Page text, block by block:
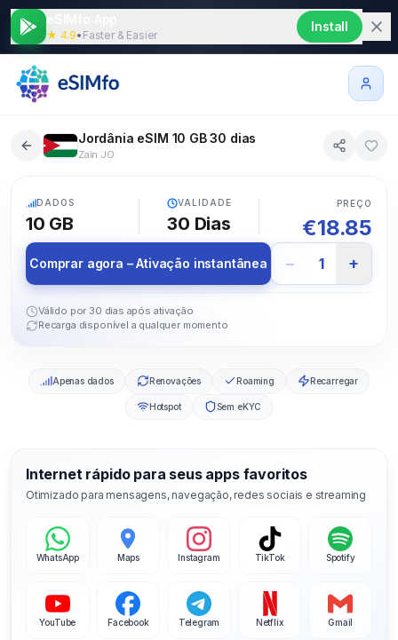
★ 4.9• Faster & Easier
Install
Jordânia eSIM 10 GB 30 dias
Zain JO
DADOS
10 GB
VALIDADE
30 Dias
PREÇO
€18.85
Comprar agora – Ativação instantânea − 1 +
Válido por 30 dias após ativação
Recarga disponível a qualquer momento
Apenas dados Renovações Roaming Recarregar
Hotspot Sem eKYC
Internet rápido para seus apps favoritos
Otimizado para mensagens, navegação, redes sociais e streaming
WhatsApp Maps Instagram TikTok Spotify
YouTube Facebook Telegram Netflix Gmail